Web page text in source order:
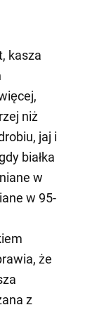
kasza
niż
jaj i
białka
w
w 95-
że
z